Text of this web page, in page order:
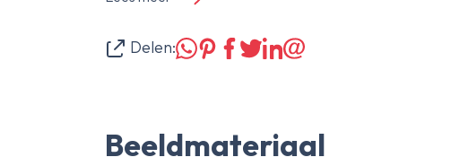
Delen:
Beeldmateriaal